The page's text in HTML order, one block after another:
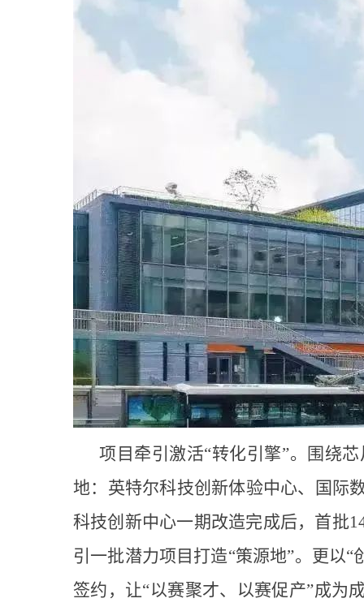
项目牵引激活“转化引擎”。围绕
地：英特尔科技创新体验中心、国际
科技创新中心一期改造完成后，首批
引一批潜力项目打造“策源地”。更以
签约，让“以赛聚才、以赛促产”成为